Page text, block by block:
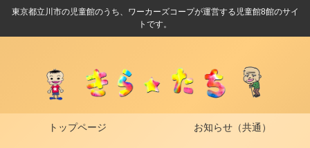
東京都立川市の児童館のうち、ワーカーズコープが運営する児童館8館のサイ
トです。
トップページ お知らせ（共通）